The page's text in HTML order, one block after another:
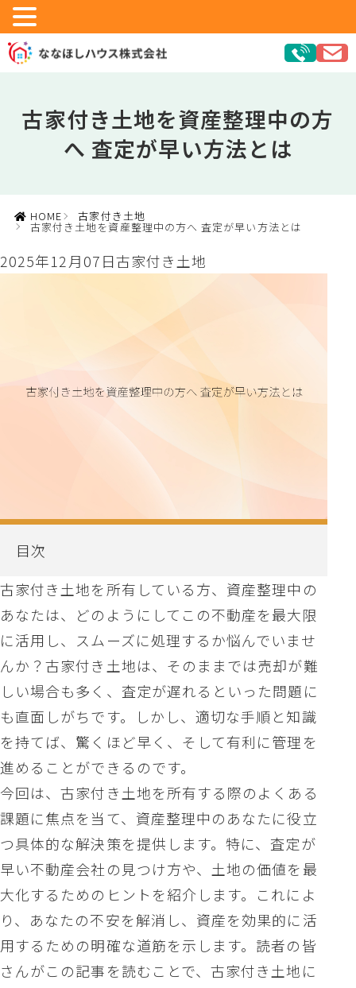
古家付き土地を資産整理中の方
へ 査定が早い方法とは
HOME 古家付き土地
古家付き土地を資産整理中の方へ 査定が早い方法とは
2025年12月07日古家付き土地
目次
古家付き土地を所有している方、資産整理中の
あなたは、どのようにしてこの不動産を最大限
に活用し、スムーズに処理するか悩んでいませ
んか？古家付き土地は、そのままでは売却が難
しい場合も多く、査定が遅れるといった問題に
も直面しがちです。しかし、適切な手順と知識
を持てば、驚くほど早く、そして有利に管理を
進めることができるのです。
今回は、古家付き土地を所有する際のよくある
課題に焦点を当て、資産整理中のあなたに役立
つ具体的な解決策を提供します。特に、査定が
早い不動産会社の見つけ方や、土地の価値を最
大化するためのヒントを紹介します。これによ
り、あなたの不安を解消し、資産を効果的に活
用するための明確な道筋を示します。読者の皆
さんがこの記事を読むことで、古家付き土地に